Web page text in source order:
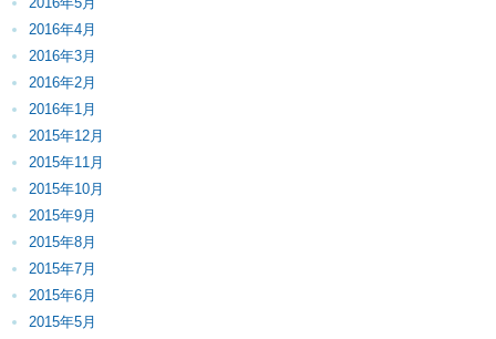
2016年4月
2016年3月
2016年2月
2016年1月
2015年12月
2015年11月
2015年10月
2015年9月
2015年8月
2015年7月
2015年6月
2015年5月